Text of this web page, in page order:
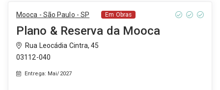
Mooca - São Paulo - SP Em Obras
Plano & Reserva da Mooca
Rua Leocádia Cintra, 45
03112-040
Entrega: Mai/2027